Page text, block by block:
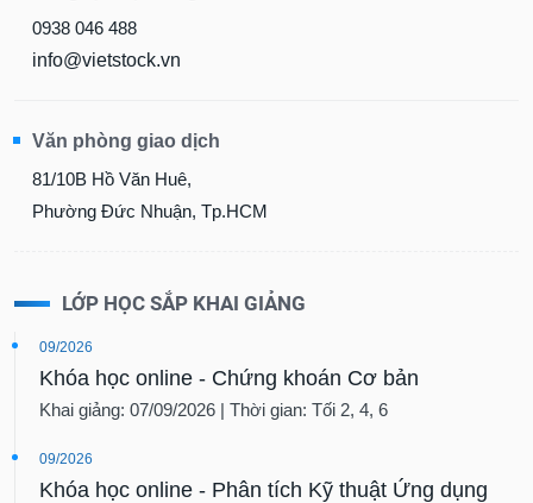
0938 046 488
info@vietstock.vn
Văn phòng giao dịch
81/10B Hồ Văn Huê,
Phường Đức Nhuận, Tp.HCM
LỚP HỌC SẮP KHAI GIẢNG
09/2026
Khóa học online - Chứng khoán Cơ bản
Khai giảng: 07/09/2026 | Thời gian: Tối 2, 4, 6
09/2026
Khóa học online - Phân tích Kỹ thuật Ứng dụng